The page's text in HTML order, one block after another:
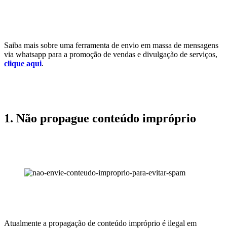
Saiba mais sobre uma ferramenta de envio em massa de mensagens
via whatsapp para a promoção de vendas e divulgação de serviços,
clique aqui.
1. Não propague conteúdo impróprio
Atualmente a propagação de conteúdo impróprio é ilegal em